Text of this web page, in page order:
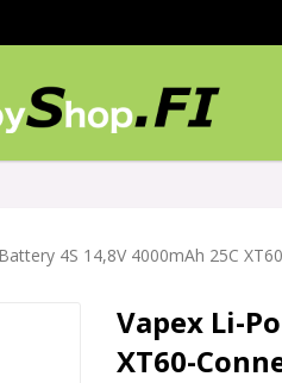
4S 14,8V 4000mAh 25C
Vapex Li-
XT60-